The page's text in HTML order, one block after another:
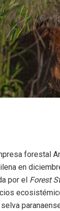
forestal
en
por el Forest